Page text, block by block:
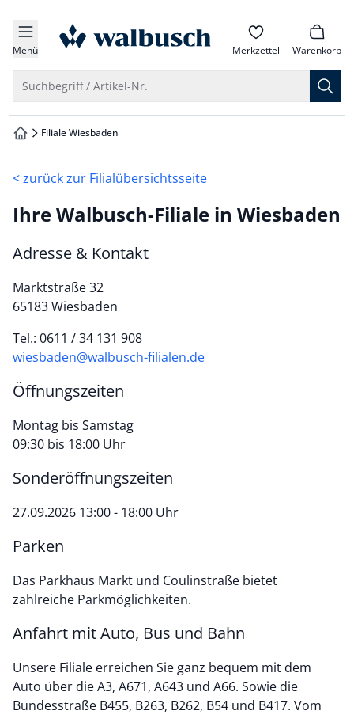
springen
springen
springen
springen
Menü zur Startseite Merkzettel Warenkorb
Suchbegriff / Artikel-Nr.
zur Startseite
Filiale Wiesbaden
< zurück zur Filialübersichtsseite
Ihre Walbusch-Filiale in Wiesbaden
Adresse & Kontakt
Marktstraße 32
65183 Wiesbaden
Tel.: 0611 / 34 131 908
wiesbaden@walbusch-filialen.de
Öffnungszeiten
Montag bis Samstag
09:30 bis 18:00 Uhr
Sonderöffnungszeiten
27.09.2026 13:00 - 18:00 Uhr
Parken
Das Parkhaus Markt und Coulinstraße bietet
zahlreiche Parkmöglichkeiten.
Anfahrt mit Auto, Bus und Bahn
Unsere Filiale erreichen Sie ganz bequem mit dem
Auto über die A3, A671, A643 und A66. Sowie die
Bundesstraße B455, B263, B262, B54 und B417. Vom